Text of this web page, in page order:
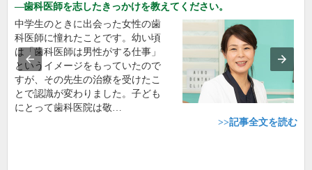
歯科医師を志したきっかけを教えてください。
中学生のときに出会った女性の歯
科医師に憧れたことです。幼い頃
は「歯科医師は男性がする仕事」
というイメージをもっていたので
すが、その先生の治療を受けたこ
とで認識が変わりました。子ども
にとって歯科医院は敬…
>>記事全文を読む